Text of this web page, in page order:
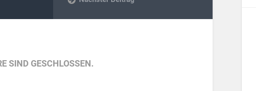
SIND GESCHLOSSEN.